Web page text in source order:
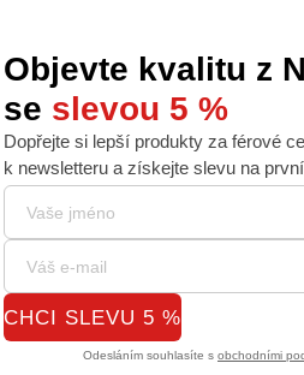
to zvládli, používáme k
tím souhlasíte.
Objevte kvalitu z
se slevou 5 %
Dopřejte si lepší produkty za férové
k newsletteru a získejte slevu na
CHCI SLEVU 5 %
Odesláním souhlasíte s obchodními